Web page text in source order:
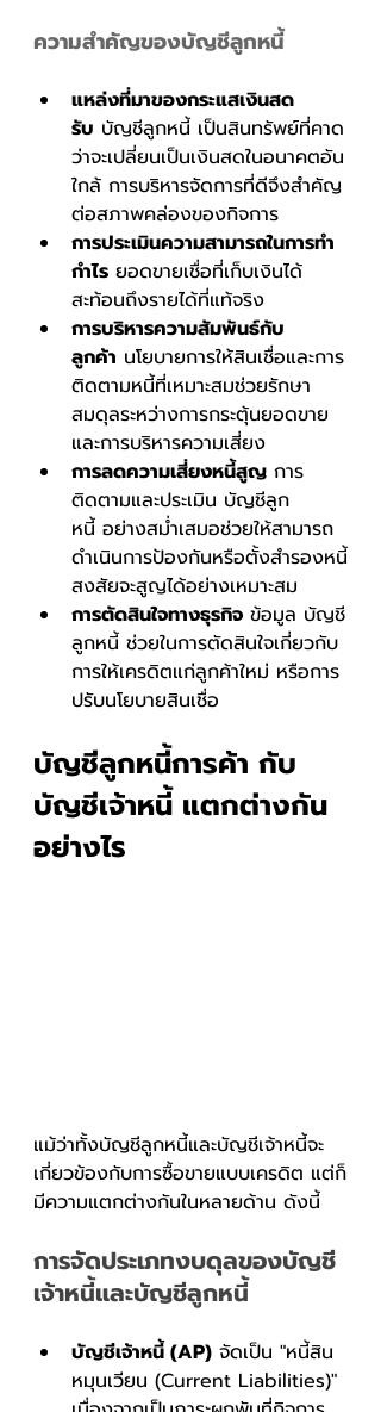
ความสำคัญของบัญชีลูกหนี้
แหล่งที่มาของกระแสเงินสด
รับ บัญชีลูกหนี้ เป็นสินทรัพย์ที่คาด
ว่าจะเปลี่ยนเป็นเงินสดในอนาคตอัน
ใกล้ การบริหารจัดการที่ดีจึงสำคัญ
ต่อสภาพคล่องของกิจการ
การประเมินความสามารถในการทำ
กำไร ยอดขายเชื่อที่เก็บเงินได้
สะท้อนถึงรายได้ที่แท้จริง
การบริหารความสัมพันธ์กับ
ลูกค้า นโยบายการให้สินเชื่อและการ
ติดตามหนี้ที่เหมาะสมช่วยรักษา
สมดุลระหว่างการกระตุ้นยอดขาย
และการบริหารความเสี่ยง
การลดความเสี่ยงหนี้สูญ การ
ติดตามและประเมิน บัญชีลูก
หนี้ อย่างสม่ำเสมอช่วยให้สามารถ
ดำเนินการป้องกันหรือตั้งสำรองหนี้
สงสัยจะสูญได้อย่างเหมาะสม
การตัดสินใจทางธุรกิจ ข้อมูล บัญชี
ลูกหนี้ ช่วยในการตัดสินใจเกี่ยวกับ
การให้เครดิตแก่ลูกค้าใหม่ หรือการ
ปรับนโยบายสินเชื่อ
บัญชีลูกหนี้การค้า กับ
บัญชีเจ้าหนี้ แตกต่างกัน
อย่างไร
แม้ว่าทั้งบัญชีลูกหนี้และบัญชีเจ้าหนี้จะ
เกี่ยวข้องกับการซื้อขายแบบเครดิต แต่ก็
มีความแตกต่างกันในหลายด้าน ดังนี้
การจัดประเภทงบดุลของบัญชี
เจ้าหนี้และบัญชีลูกหนี้
บัญชีเจ้าหนี้ (AP) จัดเป็น "หนี้สิน
หมุนเวียน (Current Liabilities)"